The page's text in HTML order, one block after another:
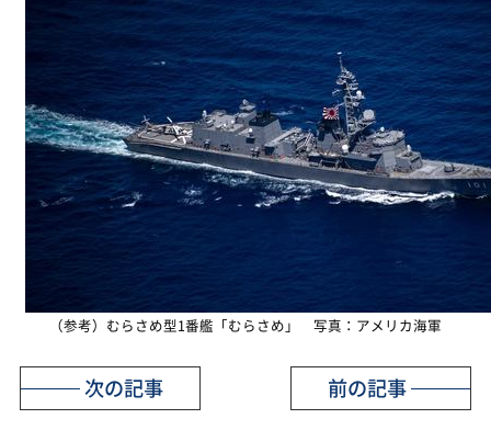
（参考）むらさめ型1番艦「むらさめ」 写真：アメリカ海軍
前の記事
次の記事